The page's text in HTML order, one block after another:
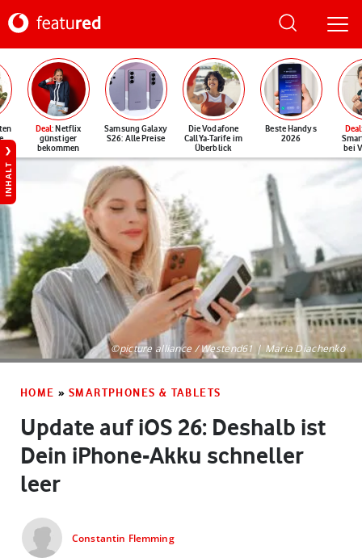
Deal: Netflix
günstiger
bekommen
Samsung Galaxy
S26: Alle Preise
Die Vodafone
CallYa-Tarife im
Überblick
Beste Handys
2026
Deal
bei
INHALT
©picture alliance / Westend61 | Maria Diachenko
HOME » SMARTPHONES & TABLETS
Update auf iOS 26: Deshalb ist
Dein iPhone-Akku schneller
leer
Constantin Flemming